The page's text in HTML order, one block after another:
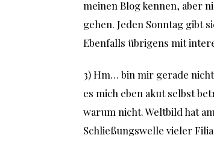
meinen Blog kennen, aber
gehen. Jeden Sonntag gibt
Ebenfalls übrigens mit
3) Hm… bin mir gerade
es mich eben akut selbst
warum nicht. Weltbild hat
Schließungswelle vieler